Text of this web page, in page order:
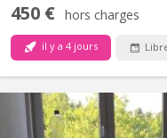
450 € hors charges
il y a 4 jours